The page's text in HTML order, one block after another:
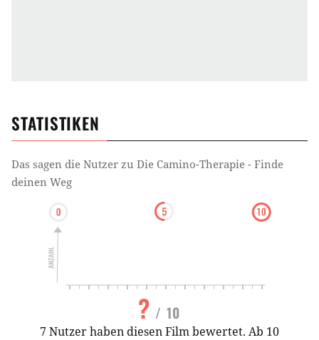
STATISTIKEN
Das sagen die Nutzer zu Die Camino-Therapie - Finde
deinen Weg
? / 10
7 Nutzer haben diesen Film bewertet. Ab 10